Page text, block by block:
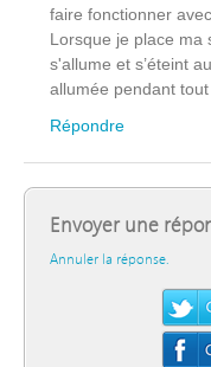
faire fonctionner
Lorsque je place ma
s'allume et s’éteint
allumée pendant
Répondre
Envoyer une
Annuler la réponse.